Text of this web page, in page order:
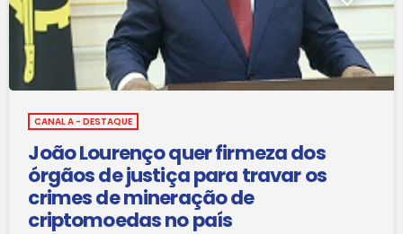
CANAL A - DESTAQUE
João Lourenço quer firmeza dos
órgãos de justiça para travar os
crimes de mineração de
criptomoedas no país